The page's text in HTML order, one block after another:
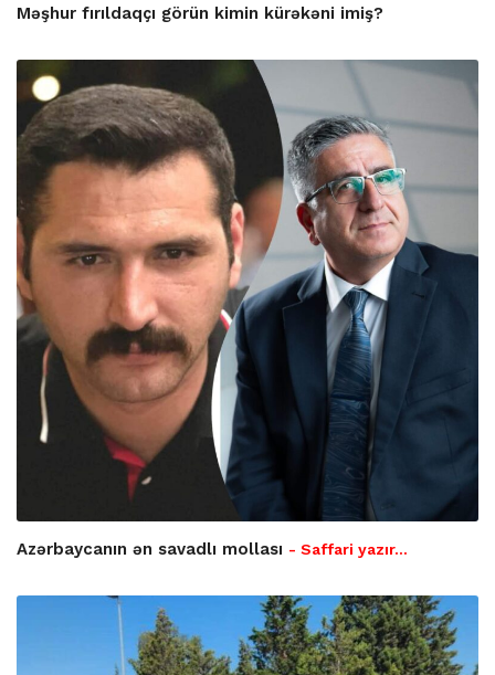
Məşhur fırıldaqçı görün kimin kürəkəni imiş?
Azərbaycanın ən savadlı mollası - Saffari yazır…